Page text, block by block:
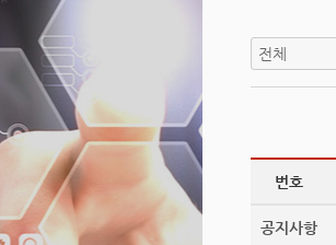
번호
공지사항